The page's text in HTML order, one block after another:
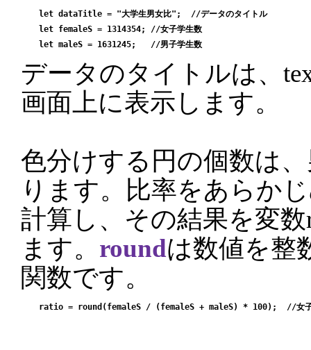
  let dataTitle = "大学生男女比";  //データのタイトル
  let femaleS = 1314354; //女子学生数
データのタイトルは、
画面上に表示します。
色分けする円の個数は
ります。比率をあらか
計算し、その結果を変
ます。 roundは数値を整
関数です。